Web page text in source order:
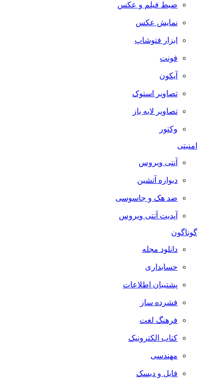
ضبط فيلم و عكس
نمایش عکس
ابزار فتوشاپ
فونت
آیکون
تصاویر استوک
تصاویر لایه باز
وکتور
امنیتی
آنتی ویروس
دیواره آتشین
ضد هک و جاسوسی
آپدیت آنتی ویروس
گوناگون
دانلود مجله
حسابداری
پشتیبان اطلاعات
فشرده ساز
فرهنگ لغت
کتاب الکترونیک
مهندسی
فایل و دیسک